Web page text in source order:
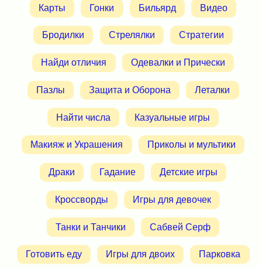
Карты Гонки Бильярд Видео
Бродилки Стрелялки Стратегии
Найди отличия Одевалки и Прически
Пазлы Защита и Оборона Леталки
Найти числа Казуальные игры
Макияж и Украшения Приколы и мультики
Драки Гадание Детские игры
Кроссворды Игры для девочек
Танки и Танчики Сабвей Серф
Готовить еду Игры для двоих Парковка